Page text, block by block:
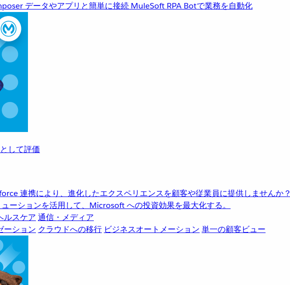
データやアプリと簡単に接続 MuleSoft RPA Botで業務を自動化
して評価
連携により、進化したエクスペリエンスを顧客や従業員に提供しませんか？
ーションを活用して、Microsoft への投資効果を最大化する。
ルスケア 通信・メディア
ーション クラウドへの移行 ビジネスオートメーション 単一の顧客ビュー